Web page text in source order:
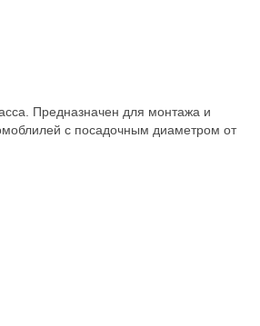
Предназначен для монтажа и
с посадочным диаметром от